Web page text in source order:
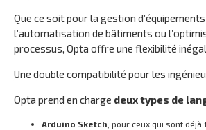
Que ce soit pour la gestion
l’automatisation de bâtiments ou
processus, Opta offre une flexibilité
Une double compatibilité pour les
Opta prend en charge deux types de
Arduino Sketch , pour ceux qui sont